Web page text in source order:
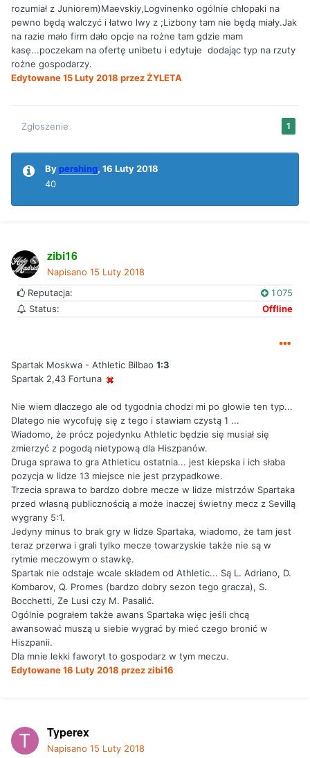
rozumiał z Juniorem)Maevskiy,Logvinenko ogólnie chłopaki na
pewno będą walczyć i łatwo lwy z ;Lizbony tam nie będą miały.Jak
na razie mało firm dało opcje na rożne tam gdzie mam
kasę...poczekam na ofertę unibetu i edytuje dodając typ na rzuty
rożne gospodarzy.
Edytowane15 Luty 2018 przez ŻYLETA
1
Zgłoszenie
By pershing, 16 Luty 2018
40
zibi16
Napisano 15 Luty 2018
Reputacja:
1 075
Status:
Offline
Spartak Moskwa - Athletic Bilbao 1:3
Spartak 2,43 Fortuna
Nie wiem dlaczego ale od tygodnia chodzi mi po głowie ten typ...
Dlatego nie wycofuję się z tego i stawiam czystą 1 ...
Wiadomo, że prócz pojedynku Athletic będzie się musiał się
zmierzyć z pogodą nietypową dla Hiszpanów.
Druga sprawa to gra Athleticu ostatnia... jest kiepska i ich słaba
pozycja w lidze 13 miejsce nie jest przypadkowe.
Trzecia sprawa to bardzo dobre mecze w lidze mistrzów Spartaka
przed własną publicznością a może inaczej świetny mecz z Sevillą
wygrany 5:1.
Jedyny minus to brak gry w lidze Spartaka, wiadomo, że tam jest
teraz przerwa i grali tylko mecze towarzyskie także nie są w
rytmie meczowym o stawkę.
Spartak nie odstaje wcale składem od Athletic... Są L. Adriano, D.
Kombarov, Q. Promes (bardzo dobry sezon tego gracza), S.
Bocchetti, Ze Lusi czy M. Pasalić.
Ogólnie pograłem także awans Spartaka więc jeśli chcą
awansować muszą u siebie wygrać by mieć czego bronić w
Hiszpanii.
Dla mnie lekki faworyt to gospodarz w tym meczu.
Edytowane16 Luty 2018 przez zibi16
Typerex
Napisano 15 Luty 2018